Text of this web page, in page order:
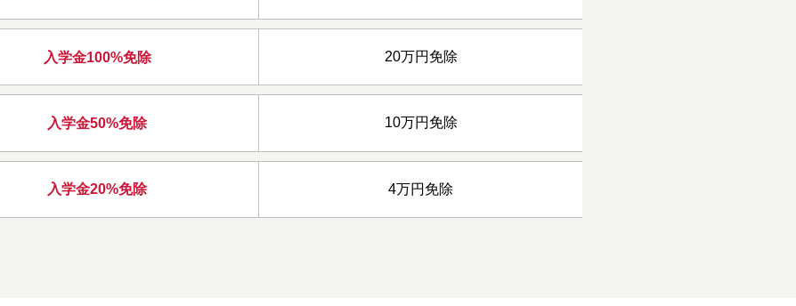
入学金100%免除 20万円免除
入学金50%免除 10万円免除
入学金20%免除 4万円免除